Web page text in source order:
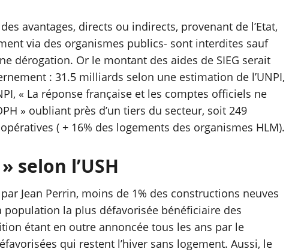
avantages, directs ou indirects, provenant de l’Etat,
via des organismes publics- sont interdites sauf
dérogation. Or le montant des aides de SIEG serait
: 31.5 milliards selon une estimation de l’UNPI,
« La réponse française et les comptes officiels ne
» oubliant près d’un tiers du secteur, soit 249
( + 16% des logements des organismes HLM).
l’USH
Jean Perrin, moins de 1% des constructions neuves
population la plus défavorisée bénéficiaire des
étant en outre annoncée tous les ans par le
qui restent l’hiver sans logement. Aussi, le